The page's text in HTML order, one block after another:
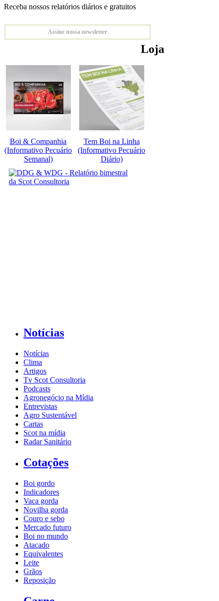
Receba nossos relatórios diários e gratuitos
Assine nossa newsletter
Loja
Boi & Companhia
(Informativo Pecuário
Semanal)
Tem Boi na Linha
(Informativo Pecuário
Diário)
Notícias
Notícias
Clima
Artigos
Tv Scot Consultoria
Podcasts
Agronegócio na Mídia
Entrevistas
Agro Sustentável
Cartas
Scot na mídia
Radar Sanitário
Cotações
Boi gordo
Indicadores
Vaca gorda
Novilha gorda
Couro e sebo
Mercado futuro
Boi no mundo
Atacado
Equivalentes
Leite
Grãos
Reposição